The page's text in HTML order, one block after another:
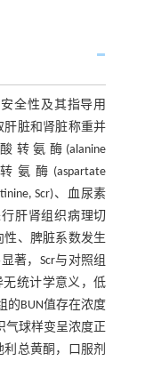
全性及其指导用
肝脏和肾脏称重并
氨酶(alanine
氨酶(aspartate
Scr)、血尿素
行肝肾组织病理切
、脾脏系数发生
著，Scr与对照组
统计学意义，低
的BUN值存在浓度
气球样变呈浓度正
总黄酮，口服剂